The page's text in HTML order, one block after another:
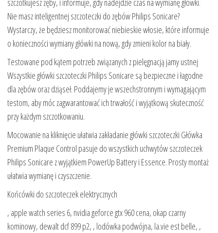
Nie masz inteligentnej szczoteczki do zębów Philips Sonicare?
Wystarczy, że będziesz monitorować niebieskie włosie, które informuje
o konieczności wymiany główki na nową, gdy zmieni kolor na biały.
Testowane pod kątem potrzeb związanych z pielęgnacją jamy ustnej
Wszystkie główki szczoteczki Philips Sonicare są bezpieczne i łagodne
dla zębów oraz dziąseł. Poddajemy je wszechstronnym i wymagającym
testom, aby móc zagwarantować ich trwałość i wyjątkową skuteczność
przy każdym szczotkowaniu.
Mocowanie na kliknięcie ułatwia zakładanie główki szczoteczki Główka
Premium Plaque Control pasuje do wszystkich uchwytów szczoteczek
Philips Sonicare z wyjątkiem PowerUp Battery i Essence. Prosty montaż
ułatwia wymianę i czyszczenie.
Końcówki do szczoteczek elektrycznych
, apple watch series 6, nvidia geforce gtx 960 cena, okap czarny
kominowy, dewalt dcf 899 p2, , lodówka podwójna, la.vie est belle, ,